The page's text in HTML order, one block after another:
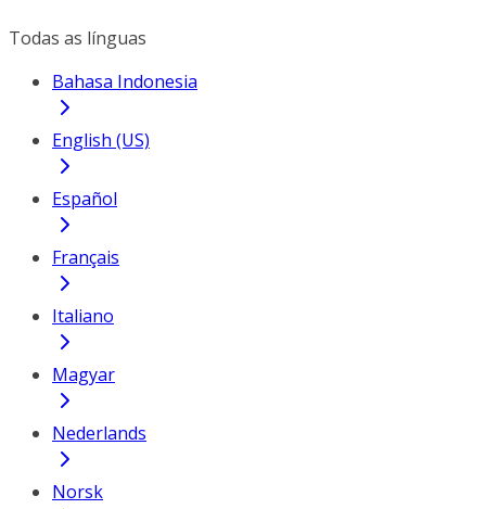
Todas as línguas
Bahasa Indonesia
English (US)
Español
Français
Italiano
Magyar
Nederlands
Norsk